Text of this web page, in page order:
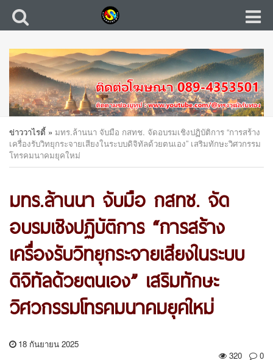
ข่าววาไรตี้ » มทร.ล้านนา จับมือ กสทช. จัดอบรมเชิงปฏิบัติการ “การสร้าง
เครื่องรับวิทยุกระจายเสียงในระบบดิจิทัลด้วยตนเอง” เสริมทักษะวิศวกรรม
โทรคมนาคมยุคใหม่
มทร.ล้านนา จับมือ กสทช. จัด
อบรมเชิงปฏิบัติการ “การสร้าง
เครื่องรับวิทยุกระจายเสียงในระบบ
ดิจิทัลด้วยตนเอง” เสริมทักษะ
วิศวกรรมโทรคมนาคมยุคใหม่
18 กันยายน 2025
320
0